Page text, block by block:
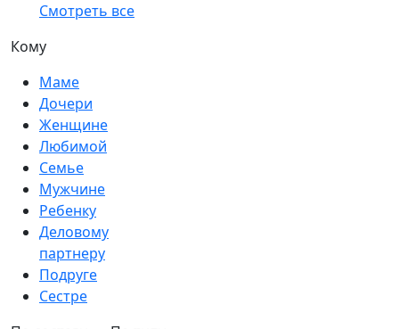
Смотреть все
Кому
Маме
Дочери
Женщине
Любимой
Семье
Мужчине
Ребенку
Деловому
партнеру
Подруге
Сестре